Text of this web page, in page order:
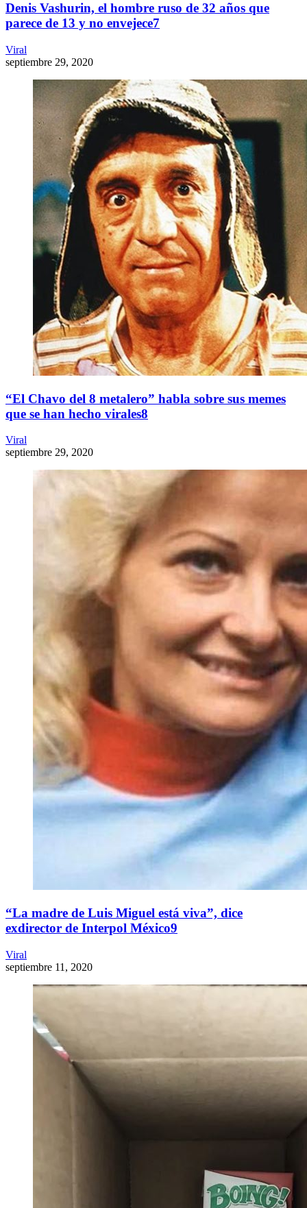
Denis Vashurin, el hombre ruso de 32 años que
parece de 13 y no envejece7
Viral
septiembre 29, 2020
“El Chavo del 8 metalero” habla sobre sus memes
que se han hecho virales8
Viral
septiembre 29, 2020
“La madre de Luis Miguel está viva”, dice
exdirector de Interpol México9
Viral
septiembre 11, 2020